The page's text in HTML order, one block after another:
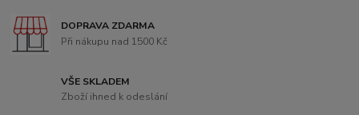
DOPRAVA ZDARMA
Při nákupu nad 1500 Kč
VŠE SKLADEM
Zboží ihned k odeslání